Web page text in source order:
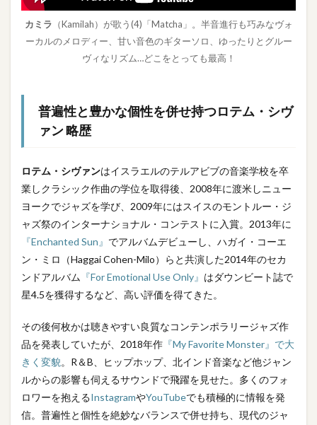
カミラ （Kamilah）が歌う(4)「Matcha」。半音進行も巧みなヴォ
ーカルのメロディー、甘い音色のギターソロ、ゆったりとグルー
ヴィなリズム…どこをとっても最高！
普遍性と豊かな個性を併せ持つロテム・シヴ
ァン 略歴
ロテム・シヴァンはイスラエルのテルアビブの音楽学校を卒
業しクラシック作曲の学位を取得後、2008年に渡米しニュー
ヨークでジャズを学び、2009年にはスイスのモントルー・ジ
ャズ祭のインターナショナル・コンテストに入賞。2013年に
『Enchanted Sun』 でアルバムデビューし、ハガイ・コーエ
ン・ミロ（Haggai Cohen-Milo）らと共演した2014年のセカ
ンドアルバム 『For Emotional Use Only』 はダウンビート誌で
星4.5を獲得するなど、高い評価を得てきた。
その後何枚かは聴きやすい良質なコンテンポラリージャズ作
品を発表していたが、2018年作 『My Favorite Monster』で大
きく変貌。R＆B、ヒップホップ、北インド音楽など他ジャン
ルからの影響も伺えるサウンドで飛躍を見せた。多くのフォ
ロワーを抱えるInstagramやYouTubeでも積極的に情報を発
信。普遍性と個性を絶妙なバランスで併せ持ち、現代のジャ